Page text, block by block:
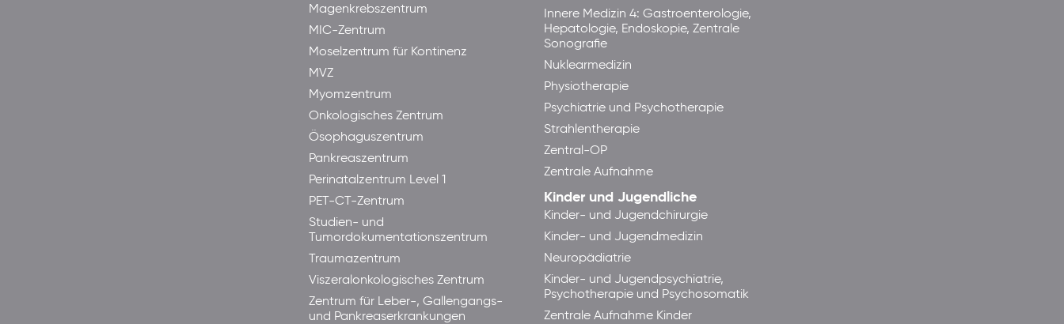
Magenkrebszentrum
MIC-Zentrum
Moselzentrum für Kontinenz
MVZ
Myomzentrum
Onkologisches Zentrum
Ösophaguszentrum
Pankreaszentrum
Perinatalzentrum Level 1
PET-CT-Zentrum
Studien- und
Tumordokumentationszentrum
Traumazentrum
Viszeralonkologisches Zentrum
Zentrum für Leber-, Gallengangs-
und Pankreaserkrankungen
Innere Medizin 4: Gastroenterologie,
Hepatologie, Endoskopie, Zentrale
Sonografie
Nuklearmedizin
Physiotherapie
Psychiatrie und Psychotherapie
Strahlentherapie
Zentral-OP
Zentrale Aufnahme
Kinder und Jugendliche
Kinder- und Jugendchirurgie
Kinder- und Jugendmedizin
Neuropädiatrie
Kinder- und Jugendpsychiatrie,
Psychotherapie und Psychosomatik
Zentrale Aufnahme Kinder